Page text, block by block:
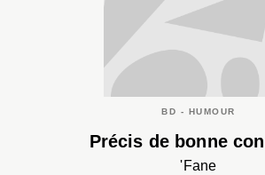
BD - HUMOUR
Précis de bonne
'Fane